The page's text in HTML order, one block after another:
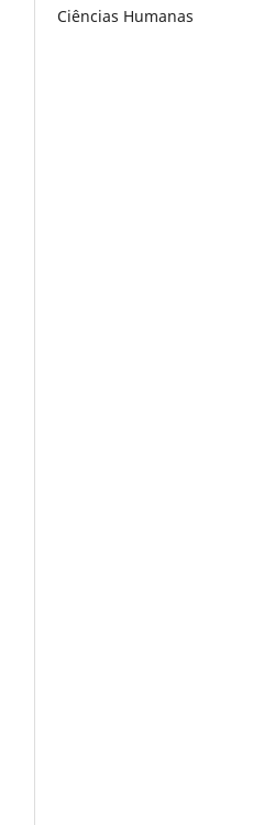
Ciências Humanas